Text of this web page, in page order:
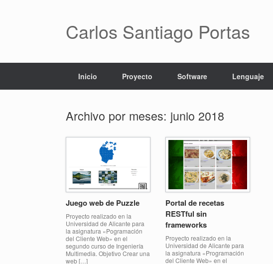
Carlos Santiago Portas
Inicio Proyecto Software Lenguaje
Archivo por meses: junio 2018
Juego web de Puzzle
Proyecto realizado en la
Universidad de Alicante para
la asignatura «Pogramación
del Cliente Web» en el
segundo curso de Ingeniería
Multimedia. Objetivo Crear una
web […]
Portal de recetas
RESTful sin
frameworks
Proyecto realizado en la
Universidad de Alicante para
la asignatura «Programación
del Cliente Web» en el